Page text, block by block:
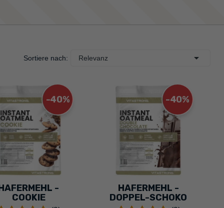
Sortiere nach: Relevanz 
-40%
-
COOKIE
-40%
HAFERMEHL -
DOPPEL-SCHOKO